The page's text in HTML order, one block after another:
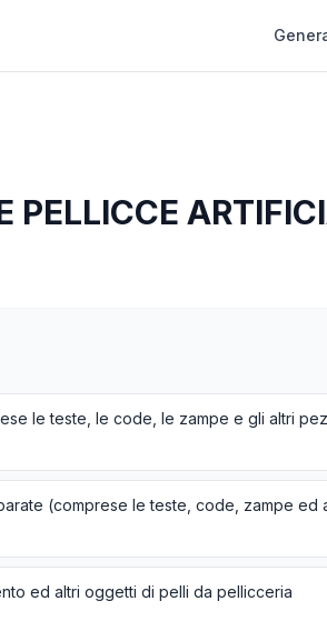
PELLICCE
ed altri oggetti di pelli da pellicceria